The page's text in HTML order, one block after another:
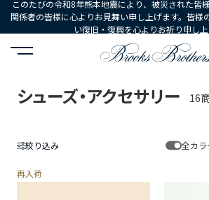
このたびの令和8年熊本地震により、被災された皆
関係者の皆様に心よりお見舞い申し上げます。皆様
い復旧・復興を心よりお祈り申し上
HOME シューズ・アクセサリー
シューズ・アクセサリー 16
絞り込み 全カ
再入荷